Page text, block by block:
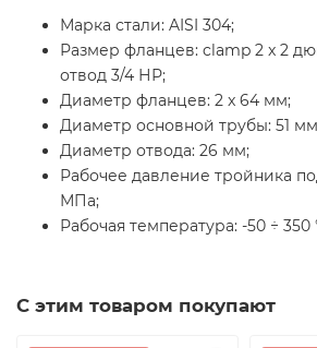
Марка стали: AISI 304;
Размер фланцев: clamp 2 x 2
отвод 3/4 НР;
Диаметр фланцев: 2 x 64 мм;
Диаметр основной трубы: 51
Диаметр отвода: 26 мм;
Рабочее давление тройника
МПа;
Рабочая температура: -50 ÷ 350
С этим товаром покупают